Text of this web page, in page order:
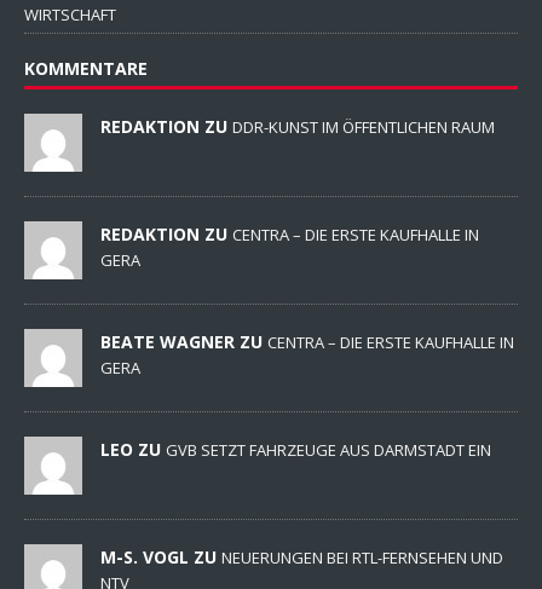
WIRTSCHAFT
KOMMENTARE
REDAKTION ZU DDR-KUNST IM ÖFFENTLICHEN RAUM
REDAKTION ZU CENTRA – DIE ERSTE KAUFHALLE IN
GERA
BEATE WAGNER ZU CENTRA – DIE ERSTE KAUFHALLE IN
GERA
LEO ZU GVB SETZT FAHRZEUGE AUS DARMSTADT EIN
M-S. VOGL ZU NEUERUNGEN BEI RTL-FERNSEHEN UND
NTV